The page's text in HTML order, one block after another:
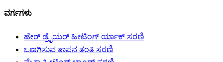
ವರ್ಗಗಳು
ಹೇರ್ ಡ್ರೈಯರ್ ಹೀಟಿಂಗ್ ರ್ಯಾಕ್ ಸರಣಿ
ಒಣಗಿಸುವ ತಾಪನ ತಂತಿ ಸರಣಿ